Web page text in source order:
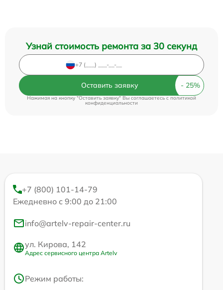
Узнай стоимость ремонта за 30 секунд
Оставить заявку
Нажимая на кнопку "Оставить заявку" Вы соглашаетесь cполитикой
конфиденциальности
+7 (800) 101-14-79
Ежедневно с 9:00 до 21:00
info@artelv-repair-center.ru
ул. Кирова, 142
Адрес сервисного центра Artelv
Режим работы: